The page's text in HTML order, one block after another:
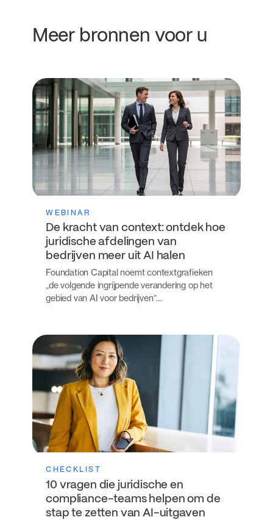
Meer bronnen voor u
WEBINAR
De kracht van context: ontdek hoe
juridische afdelingen van
bedrijven meer uit AI halen
Foundation Capital noemt contextgrafieken
„de volgende ingrijpende verandering op het
gebied van AI voor bedrijven“…
CHECKLIST
10 vragen die juridische en
compliance-teams helpen om de
stap te zetten van AI-uitgaven